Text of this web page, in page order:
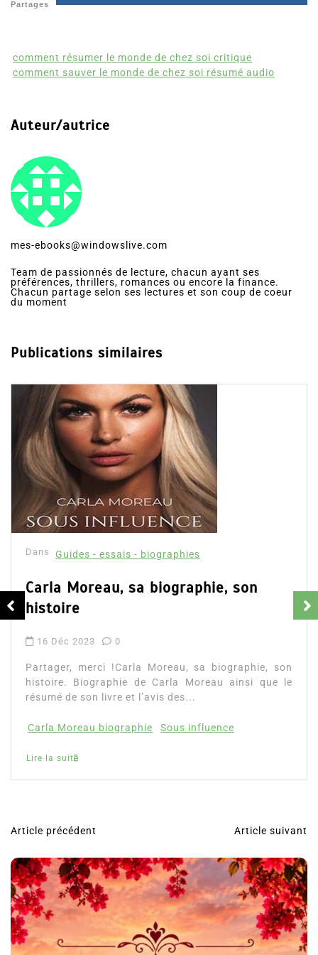
Partages
comment résumer le monde de chez soi critique
comment sauver le monde de chez soi résumé audio
Auteur/autrice
mes-ebooks@windowslive.com
Team de passionnés de lecture, chacun ayant ses
préférences, thrillers, romances ou encore la finance.
Chacun partage selon ses lectures et son coup de coeur
du moment
Publications similaires
Dans Guides - essais - biographies
Carla Moreau, sa biographie, son
histoire
16 Déc 2023 0
Partager, merci !Carla Moreau, sa biographie, son
histoire. Biographie de Carla Moreau ainsi que le
résumé de son livre et l’avis des...
Carla Moreau biographie Sous influence
Lire la suite
N
a
v
i
g
a
Article précédent Article suivant